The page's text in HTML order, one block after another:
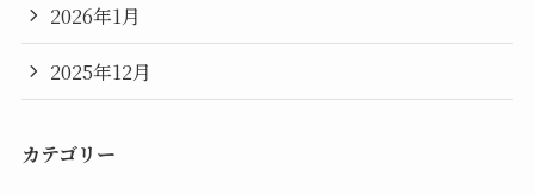
2026年1月
2025年12月
カテゴリー